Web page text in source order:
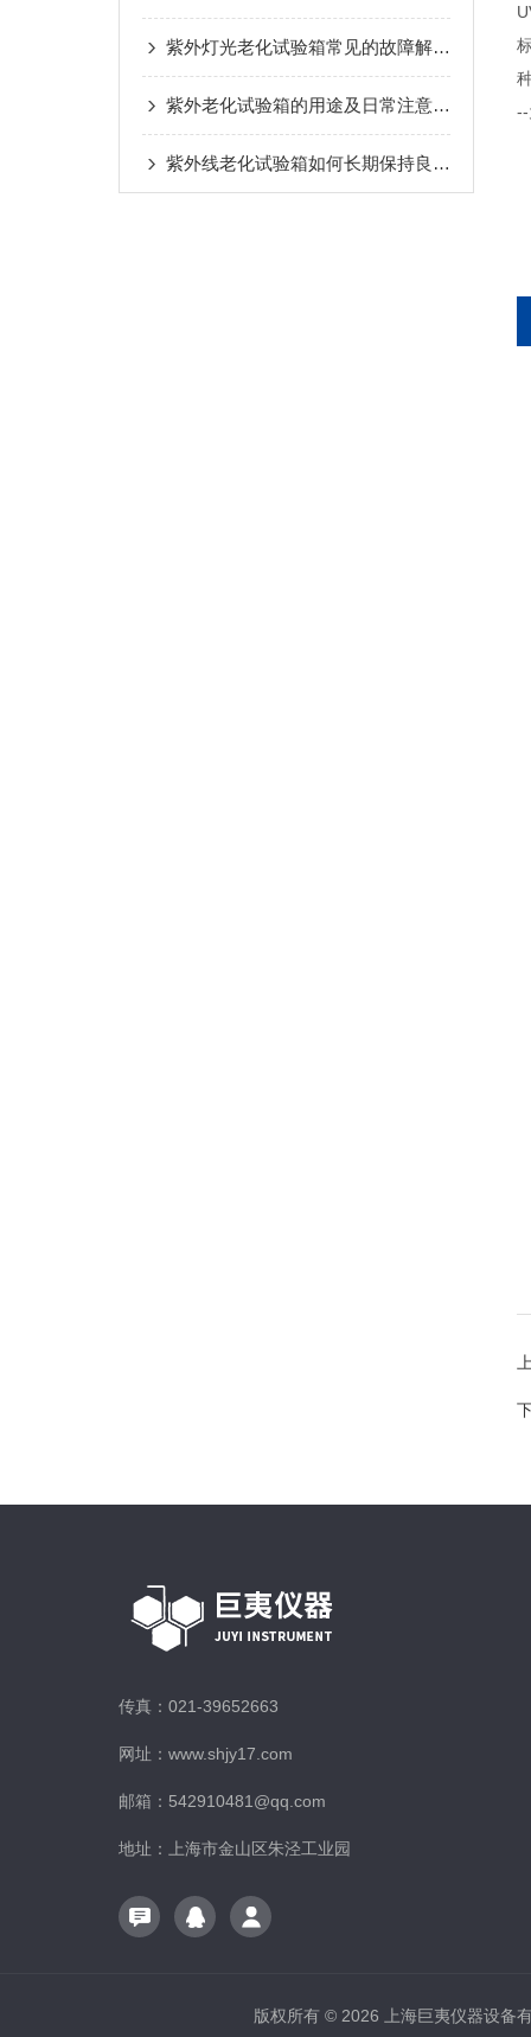
紫外灯光老化试验箱常见的故障解决方法介绍
紫外老化试验箱的用途及日常注意事项
紫外线老化试验箱如何长期保持良好的状态
--
传真：021-39652663
网址：www.shjy17.com
邮箱：542910481@qq.com
地址：上海市金山区朱泾工业园
版权所有 © 2026 上海巨夷仪器设